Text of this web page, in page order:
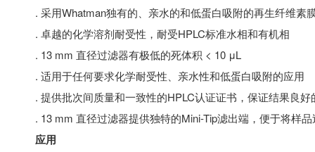
. 采用Whatman独有的、亲水的和低蛋白吸附的再生纤维素
. 卓越的化学溶剂耐受性，耐受HPLC标准水相和有机相
. 13 mm 直径过滤器有极低的死体积 < 10 μL
. 适用于任何要求化学耐受性、亲水性和低蛋白吸附的应用
. 提供批次间质量和一致性的HPLC认证证书，保证结果良好
. 13 mm 直径过滤器提供独特的Mini-Tip滤出端，便于将样
应用